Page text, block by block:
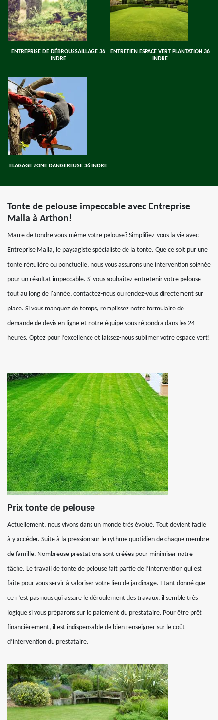
ENTREPRISE DE DÉBROUSSAILLAGE 36
INDRE
ENTRETIEN ESPACE VERT PLANTATION 36
INDRE
ELAGAGE ZONE DANGEREUSE 36 INDRE
Tonte de pelouse impeccable avec Entreprise
Malla à Arthon!
Marre de tondre vous-même votre pelouse? Simplifiez-vous la vie avec
Entreprise Malla, le paysagiste spécialiste de la tonte. Que ce soit pur une
tonte régulière ou ponctuelle, nous vous assurons une intervention soignée
pour un résultat impeccable. Si vous souhaitez entretenir votre pelouse
tout au long de l'année, contactez-nous ou rendez-vous directement sur
place. Si vous manquez de temps, remplissez notre formulaire de
demande de devis en ligne et notre équipe vous répondra dans les 24
heures. Optez pour l’excellence et laissez-nous sublimer votre espace vert!
Prix tonte de pelouse
Actuellement, nous vivons dans un monde très évolué. Tout devient facile
à y accéder. Suite à la pression sur le rythme quotidien de chaque membre
de famille. Nombreuse prestations sont créées pour minimiser notre
tâche. Le travail de tonte de pelouse fait partie de l’intervention qui est
faite pour vous servir à valoriser votre lieu de jardinage. Etant donné que
ce n’est pas nous qui assure le déroulement des travaux, il semble très
logique si vous préparons sur le paiement du prestataire. Pour être prêt
financièrement, il est indispensable de bien renseigner sur le coût
d’intervention du prestataire.